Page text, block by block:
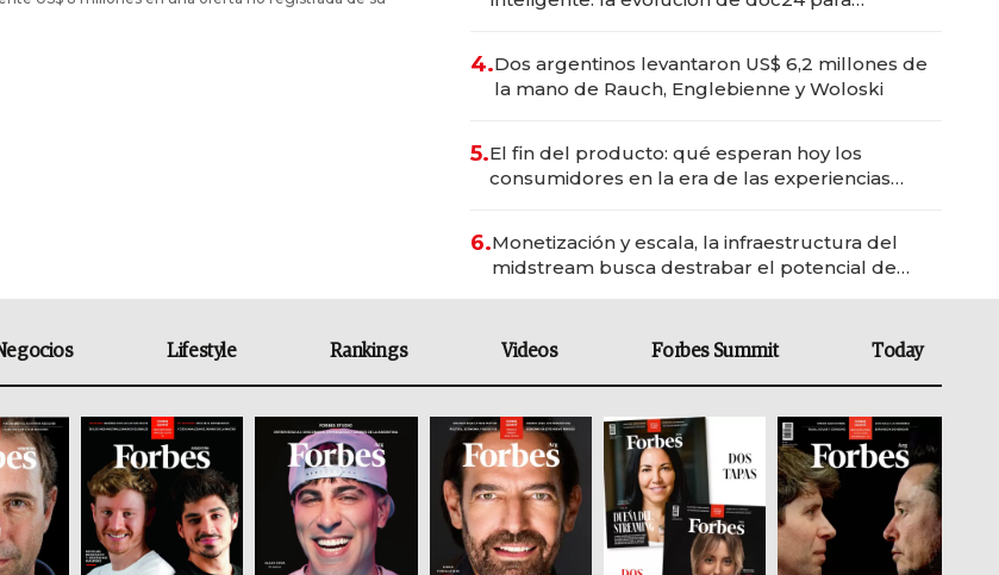
4.Dos argentinos levantaron US$ 6,2 millones de
la mano de Rauch, Englebienne y Woloski
5.El fin del producto: qué esperan hoy los
consumidores en la era de las experiencias
6.Monetización y escala, la infraestructura del
midstream busca destrabar el potencial de
Lifestyle Rankings Videos Forbes Summit Today